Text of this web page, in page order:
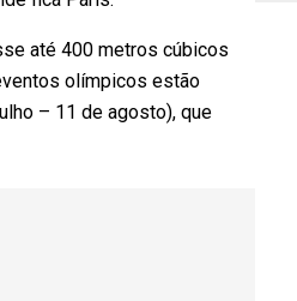
até 400 metros cúbicos
olímpicos estão
– 11 de agosto), que